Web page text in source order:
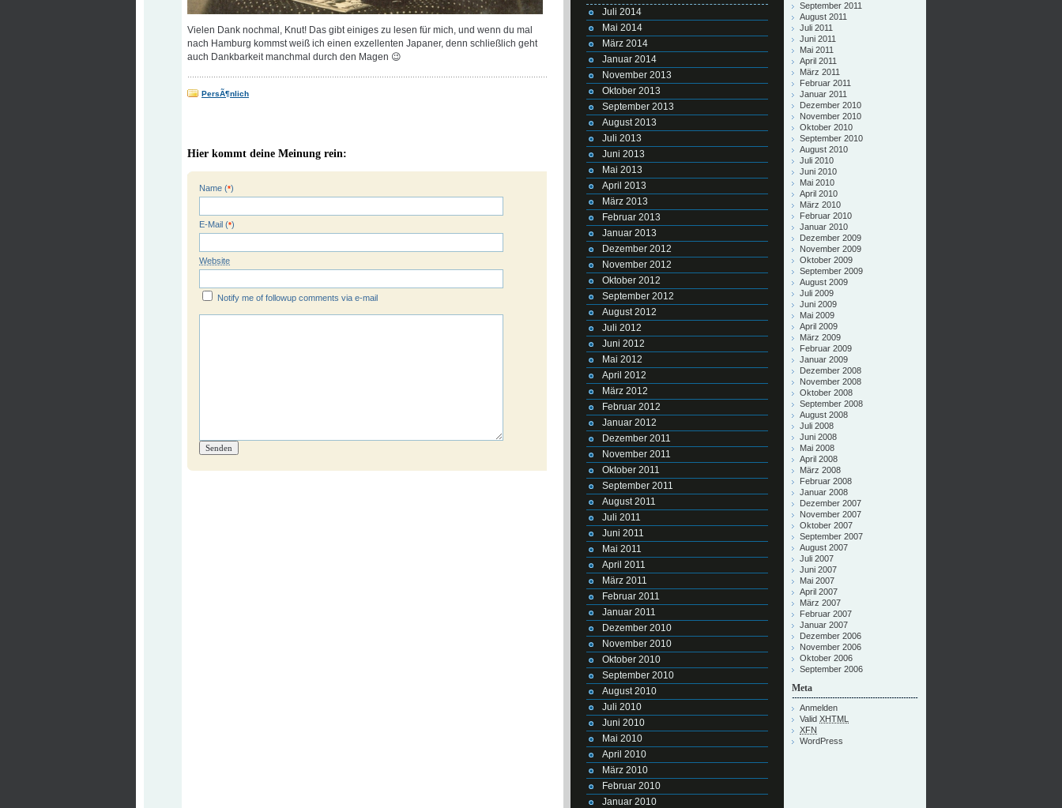
Vielen Dank nochmal, Knut! Das gibt einiges zu lesen für mich, und wenn du mal
nach Hamburg kommst weiß ich einen exzellenten Japaner, denn schließlich geht
auch Dankbarkeit manchmal durch den Magen 😉
PersÃ¶nlich
Hier kommt deine Meinung rein:
Name (*)
E-Mail (*)
Website
Notify me of followup comments via e-mail
Juli 2014
Mai 2014
März 2014
Januar 2014
November 2013
Oktober 2013
September 2013
August 2013
Juli 2013
Juni 2013
Mai 2013
April 2013
März 2013
Februar 2013
Januar 2013
Dezember 2012
November 2012
Oktober 2012
September 2012
August 2012
Juli 2012
Juni 2012
Mai 2012
April 2012
März 2012
Februar 2012
Januar 2012
Dezember 2011
November 2011
Oktober 2011
September 2011
August 2011
Juli 2011
Juni 2011
Mai 2011
April 2011
März 2011
Februar 2011
Januar 2011
Dezember 2010
November 2010
Oktober 2010
September 2010
August 2010
Juli 2010
Juni 2010
Mai 2010
April 2010
März 2010
Februar 2010
Januar 2010
September 2011
August 2011
Juli 2011
Juni 2011
Mai 2011
April 2011
März 2011
Februar 2011
Januar 2011
Dezember 2010
November 2010
Oktober 2010
September 2010
August 2010
Juli 2010
Juni 2010
Mai 2010
April 2010
März 2010
Februar 2010
Januar 2010
Dezember 2009
November 2009
Oktober 2009
September 2009
August 2009
Juli 2009
Juni 2009
Mai 2009
April 2009
März 2009
Februar 2009
Januar 2009
Dezember 2008
November 2008
Oktober 2008
September 2008
August 2008
Juli 2008
Juni 2008
Mai 2008
April 2008
März 2008
Februar 2008
Januar 2008
Dezember 2007
November 2007
Oktober 2007
September 2007
August 2007
Juli 2007
Juni 2007
Mai 2007
April 2007
März 2007
Februar 2007
Januar 2007
Dezember 2006
November 2006
Oktober 2006
September 2006
Meta
Anmelden
Valid XHTML
XFN
WordPress